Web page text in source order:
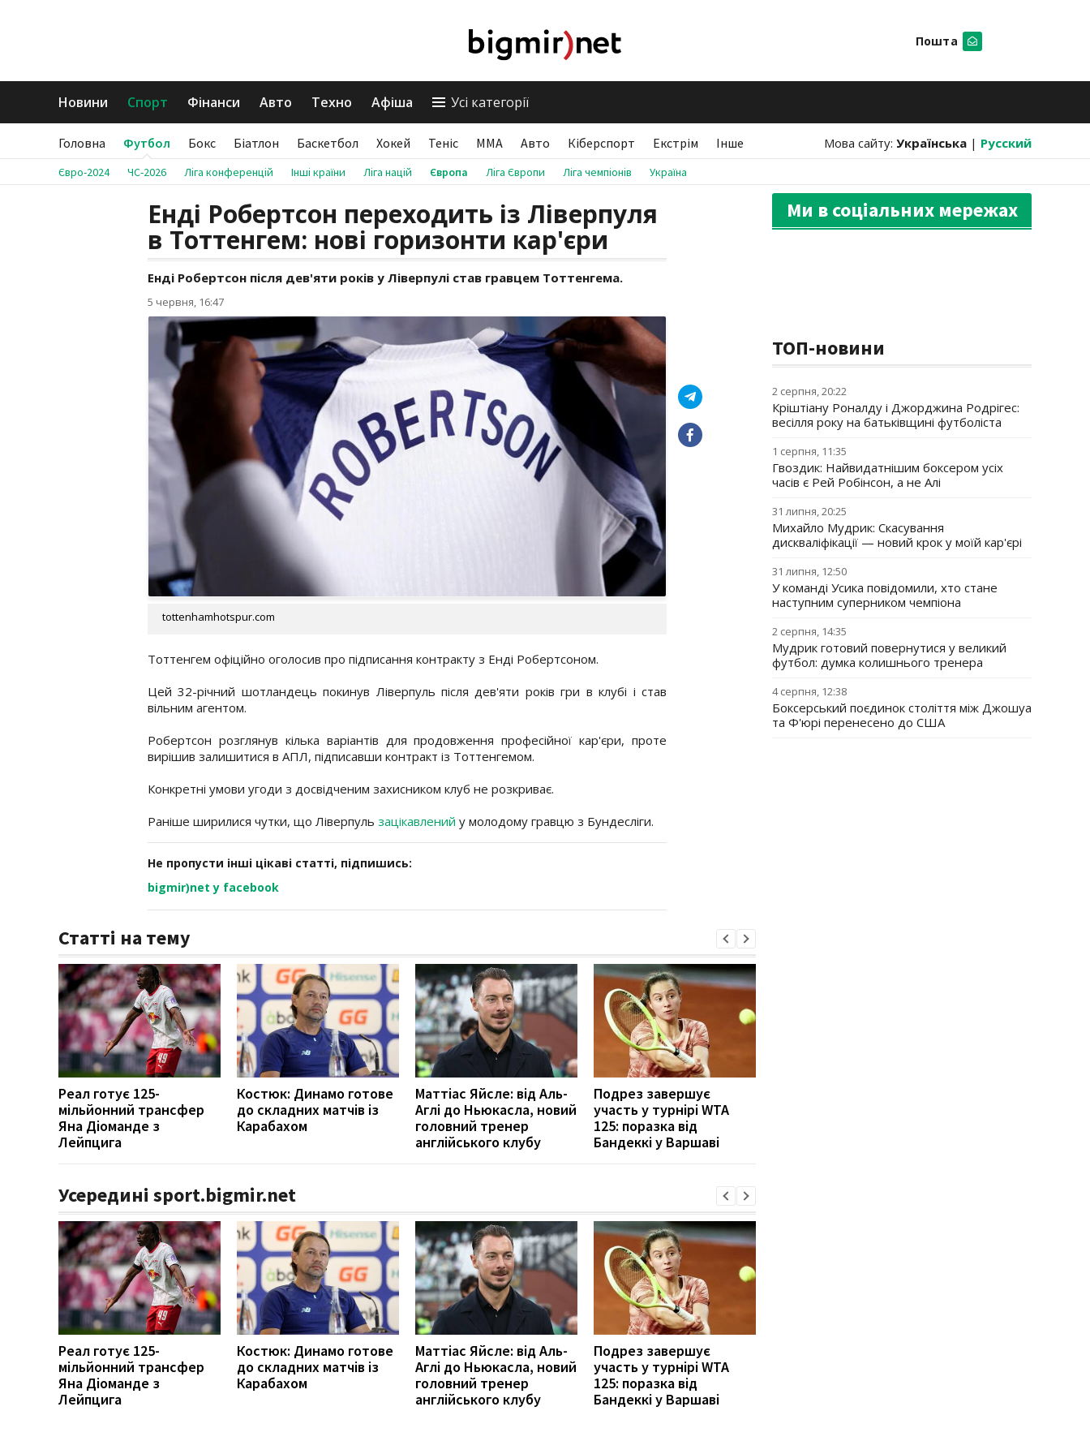
Пошта
Новини Спорт Фінанси Авто Техно Афіша Усі категорії
Головна Футбол Бокс Біатлон Баскетбол Хокей Теніс ММА Авто Кіберспорт Екстрім Інше Мова сайту: Українська | Русский
Євро-2024 ЧС-2026 Ліга конференцій Інші країни Ліга націй Європа Ліга Європи Ліга чемпіонів Україна
Енді Робертсон переходить із Ліверпуля
в Тоттенгем: нові горизонти кар'єри
Енді Робертсон після дев'яти років у Ліверпулі став гравцем Тоттенгема.
5 червня, 16:47
tottenhamhotspur.com
Тоттенгем офіційно оголосив про підписання контракту з Енді Робертсоном.
Цей 32-річний шотландець покинув Ліверпуль після дев'яти років гри в клубі і став
вільним агентом.
Робертсон розглянув кілька варіантів для продовження професійної кар'єри, проте
вирішив залишитися в АПЛ, підписавши контракт із Тоттенгемом.
Конкретні умови угоди з досвідченим захисником клуб не розкриває.
Раніше ширилися чутки, що Ліверпуль зацікавлений у молодому гравцю з Бундесліги.
Не пропусти інші цікаві статті, підпишись:
bigmir)net у facebook
Статті на тему
Реал готує 125-
мільйонний трансфер
Яна Діоманде з
Лейпцига
Костюк: Динамо готове
до складних матчів із
Карабахом
Маттіас Яйсле: від Аль-
Аглі до Ньюкасла, новий
головний тренер
англійського клубу
Подрез завершує
участь у турнірі WTA
125: поразка від
Бандеккі у Варшаві
Усередині sport.bigmir.net
Реал готує 125-
мільйонний трансфер
Яна Діоманде з
Лейпцига
Костюк: Динамо готове
до складних матчів із
Карабахом
Маттіас Яйсле: від Аль-
Аглі до Ньюкасла, новий
головний тренер
англійського клубу
Подрез завершує
участь у турнірі WTA
125: поразка від
Бандеккі у Варшаві
Ми в соціальних мережах
ТОП-новини
2 серпня, 20:22
Кріштіану Роналду і Джорджина Родрігес:
весілля року на батьківщині футболіста
1 серпня, 11:35
Гвоздик: Найвидатнішим боксером усіх
часів є Рей Робінсон, а не Алі
31 липня, 20:25
Михайло Мудрик: Скасування
дискваліфікації — новий крок у моїй кар'єрі
31 липня, 12:50
У команді Усика повідомили, хто стане
наступним суперником чемпіона
2 серпня, 14:35
Мудрик готовий повернутися у великий
футбол: думка колишнього тренера
4 серпня, 12:38
Боксерський поєдинок століття між Джошуа
та Ф'юрі перенесено до США